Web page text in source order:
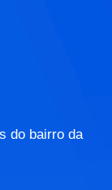
do bairro da